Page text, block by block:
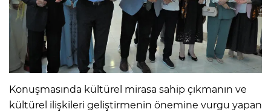
Konuşmasında kültürel mirasa sahip çıkmanın ve
kültürel ilişkileri geliştirmenin önemine vurgu yapan